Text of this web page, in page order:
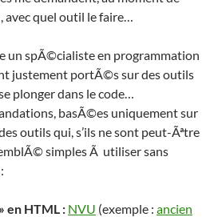
quel outil le faire…
un spÃ©cialiste en programmation
justement portÃ©s sur des outils
plonger dans le code…
basÃ©es uniquement sur
outils qui, s’ils ne sont peut-Ãªtre
simples Ã utiliser sans
en HTML : NVU (exemple : ancien